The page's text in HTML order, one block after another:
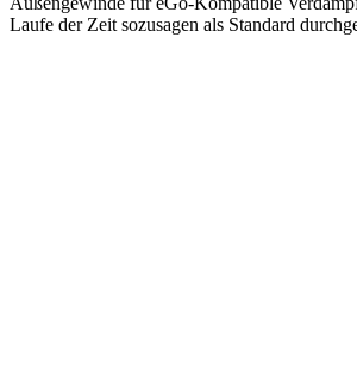
Laufe der Zeit sozusagen als Standard